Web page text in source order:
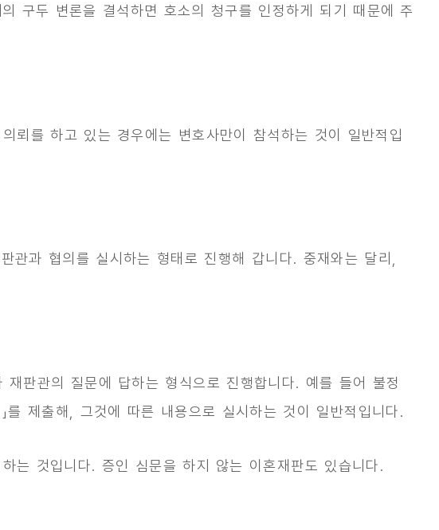
구두 변론을 결석하면 호소의 청구를 인정하게 되기 때문에 주
뢰를 하고 있는 경우에는 변호사만이 참석하는 것이 일반적입
과 협의를 실시하는 형태로 진행해 갑니다. 중재와는 달리,
판관의 질문에 답하는 형식으로 진행합니다. 예를 들어 불정
」를 제출해, 그것에 따른 내용으로 실시하는 것이 일반적입니다.
는 것입니다. 증인 심문을 하지 않는 이혼재판도 있습니다.